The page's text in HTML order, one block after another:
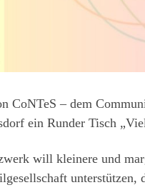
CoNTeS – dem
ein Runder Tisch
will kleinere und
unterstützen,